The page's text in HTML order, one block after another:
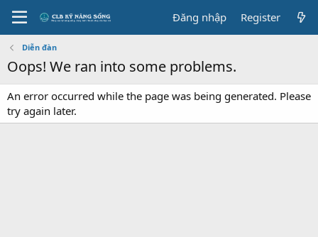
Đăng nhập Register
Diễn đàn
Oops! We ran into some problems.
An error occurred while the page was being generated. Please
try again later.